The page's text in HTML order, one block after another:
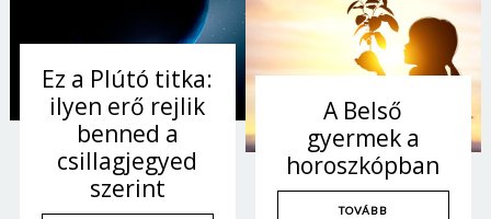
Ez a Plútó titka:
ilyen erő rejlik
benned a
csillagjegyed
szerint
A Belső
gyermek a
horoszkópban
TOVÁBB